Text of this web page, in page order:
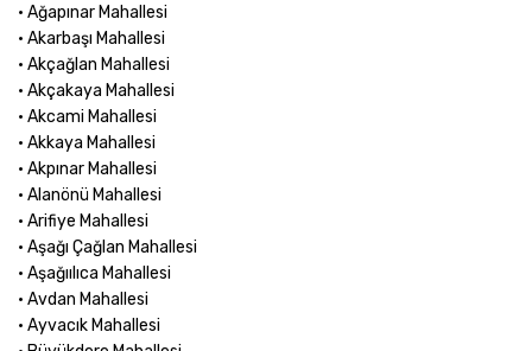
• Ağapınar Mahallesi
• Akarbaşı Mahallesi
• Akçağlan Mahallesi
• Akçakaya Mahallesi
• Akcami Mahallesi
• Akkaya Mahallesi
• Akpınar Mahallesi
• Alanönü Mahallesi
• Arifiye Mahallesi
• Aşağı Çağlan Mahallesi
• Aşağıılıca Mahallesi
• Avdan Mahallesi
• Ayvacık Mahallesi